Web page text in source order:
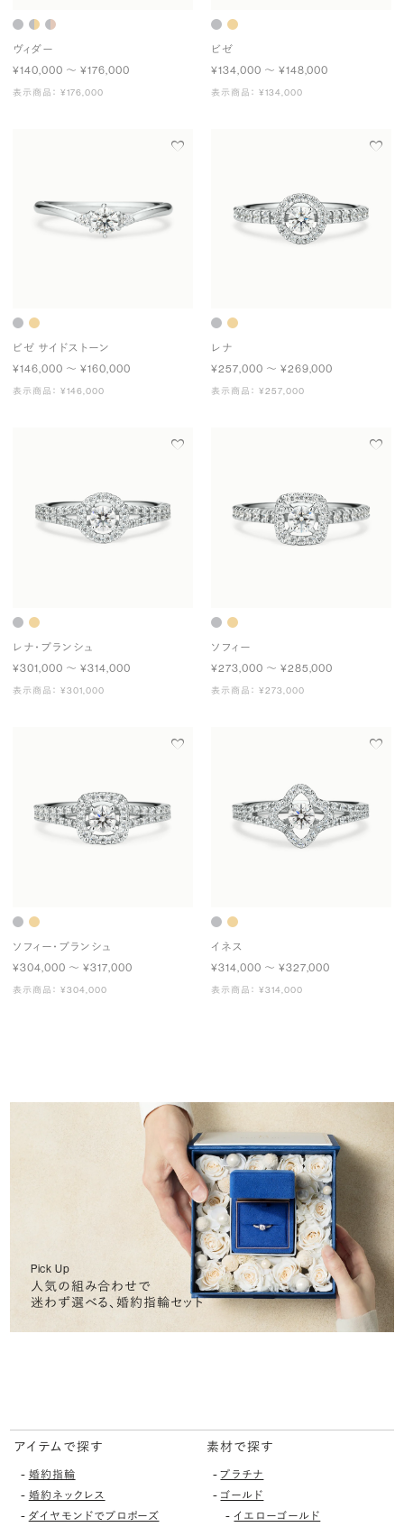
ヴィダー
¥140,000 〜 ¥176,000
表示商品： ¥176,000
ビゼ
¥134,000 〜 ¥148,000
表示商品： ¥134,000
ビゼ サイドストーン
¥146,000 〜 ¥160,000
表示商品： ¥146,000
レナ
¥257,000 〜 ¥269,000
表示商品： ¥257,000
レナ・ブランシュ
¥301,000 〜 ¥314,000
表示商品： ¥301,000
ソフィー
¥273,000 〜 ¥285,000
表示商品： ¥273,000
ソフィー・ブランシュ
¥304,000 〜 ¥317,000
表示商品： ¥304,000
イネス
¥314,000 〜 ¥327,000
表示商品： ¥314,000
Pick Up
人気の組み合わせで
迷わず選べる、婚約指輪セット
アイテムで探す
- 婚約指輪
- 婚約ネックレス
- ダイヤモンドでプロポーズ
素材で探す
-プラチナ
- ゴールド
-イエローゴールド